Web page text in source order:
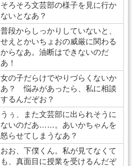
そろそろ文芸部の様子を見に行か
ないとなあ？
普段からしっかりしていないと、
せえとかいちょおの威厳に関わる
からなあ。油断はできないのだ
あ！
女の子だらけでやりづらくないか
あ？ 悩みがあったら、私に相談
するんだぞお？
うぅ、また文芸部に出られそうに
ないのだあ……。あいかちゃんを
怒らせてしまうなあ？
おお、下僕くん。私が見てなくて
も、真面目に授業を受けるんだぞ